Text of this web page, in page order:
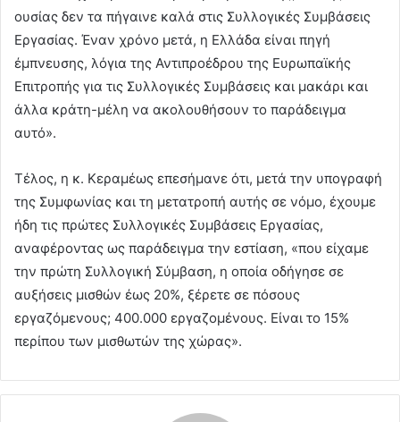
ουσίας δεν τα πήγαινε καλά στις Συλλογικές Συμβάσεις
Εργασίας. Έναν χρόνο μετά, η Ελλάδα είναι πηγή
έμπνευσης, λόγια της Αντιπροέδρου της Ευρωπαϊκής
Επιτροπής για τις Συλλογικές Συμβάσεις και μακάρι και
άλλα κράτη-μέλη να ακολουθήσουν το παράδειγμα
αυτό».
Τέλος, η κ. Κεραμέως επεσήμανε ότι, μετά την υπογραφή
της Συμφωνίας και τη μετατροπή αυτής σε νόμο, έχουμε
ήδη τις πρώτες Συλλογικές Συμβάσεις Εργασίας,
αναφέροντας ως παράδειγμα την εστίαση, «που είχαμε
την πρώτη Συλλογική Σύμβαση, η οποία οδήγησε σε
αυξήσεις μισθών έως 20%, ξέρετε σε πόσους
εργαζόμενους; 400.000 εργαζομένους. Είναι το 15%
περίπου των μισθωτών της χώρας».